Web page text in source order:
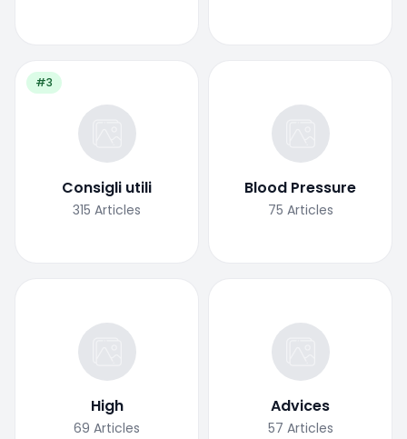
#3
Consigli utili
315 Articles
Blood Pressure
75 Articles
High
69 Articles
Advices
57 Articles